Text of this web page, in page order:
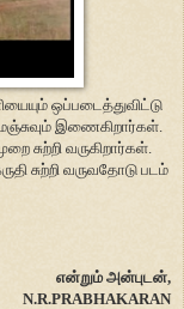
ஒப்படைத்துவிட்டு
மஞ்சுவும் இணைகிறார்கள்.
சுற்றி வருகிறார்கள்.
சுற்றி வருவதோடு படம்
என்றும் அன்புடன்,
N.R.PRABHAKARAN